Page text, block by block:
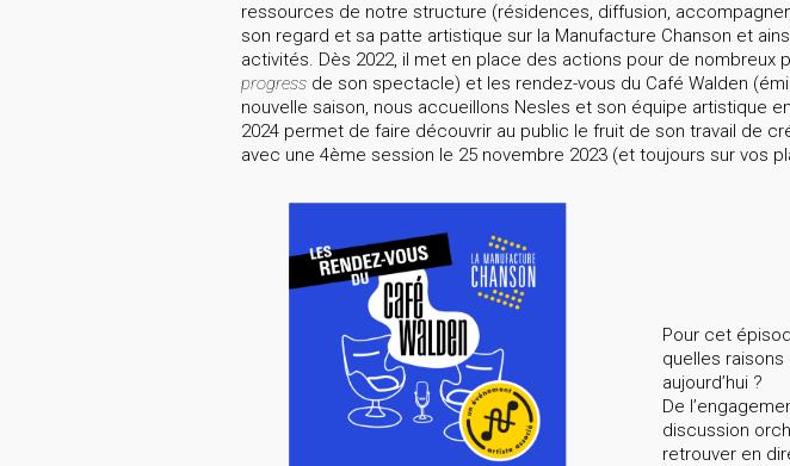
ressources de notre structure (résidences, diffusion,
son regard et sa patte artistique sur la Manufacture Chanson et
activités. Dès 2022, il met en place des actions pour de
progress de son spectacle) et les rendez-vous du Café Walden
nouvelle saison, nous accueillons Nesles et son équipe artistique
2024 permet de faire découvrir au public le fruit de son travail de
avec une 4ème session le 25 novembre 2023 (et toujours sur vos
Pour cet
quelles
aujourd’hui ?
De
discussion
retrouver en